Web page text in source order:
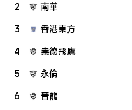
2
南華
3
香港東方
4
崇德飛鷹
5
永倫
6
晉龍